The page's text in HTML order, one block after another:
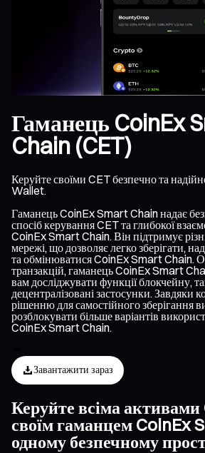
Гаманець CoinEx
Chain (CET)
Керуйте своїми CET безпечно та
Wallet.
Гаманець CoinEx Smart Chain надає
спосіб керування CET та глибокої
CoinEx Smart Chain. Він підтримує
мережі, що дозволяє легко зберігати,
та обмінюватися CoinEx Smart Chain.
транзакцій, гаманець CoinEx Smart
вам досліджувати функції блокчейну,
децентралізовані застосунки. Завдяки
рішенню для самостійного зберігання
розблокувати більше варіантів
CoinEx Smart Chain.
Завантажити зараз
Керуйте всіма активами
своїм гаманцем CoinEx
одному безпечному